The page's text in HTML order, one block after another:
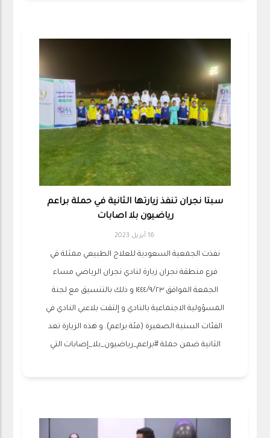
سبتا نجران تنفذ زيارتها الثانية في حملة براعم
رياضيون بلا اصابات
16 أبريل 2023
نفذت الجمعية السعودية للعلاج الطبيعي ممثلة في
فرع منطقة نجران زيارة لنادي نجران الرياضي مساء
الجمعة الموافق ١٤٤٤/٩/٢٣ و ذلك بالتنسيق مع لجنة
المسؤولية الاجتماعية بالنادي و إلتقت بلاعبي النادي في
الفئات السنية الصغيرة (فئة براعم). و هذه الزيارة تعد
الثانية ضمن حملة ‫#براعم_رياضيون_بلا_إصابات‬ التي